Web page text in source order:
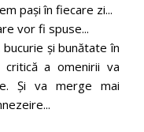
pași în fiecare zi...
vor fi spuse...
bucurie și bunătate în
a omenirii va
Și va merge mai